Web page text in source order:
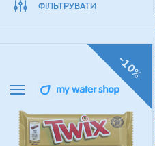
ФІЛЬТРУВАТИ
-10%